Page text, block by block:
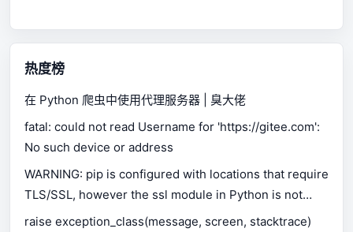
热度榜
在 Python 爬虫中使用代理服务器 | 臭大佬
fatal: could not read Username for 'https://gitee.com':
No such device or address
WARNING: pip is configured with locations that require
TLS/SSL, however the ssl module in Python is not
available.
raise exception_class(message, screen, stacktrace)